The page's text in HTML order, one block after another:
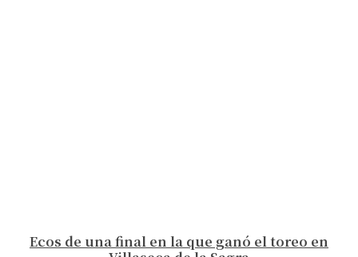
Ecos de una final en la que ganó el toreo en